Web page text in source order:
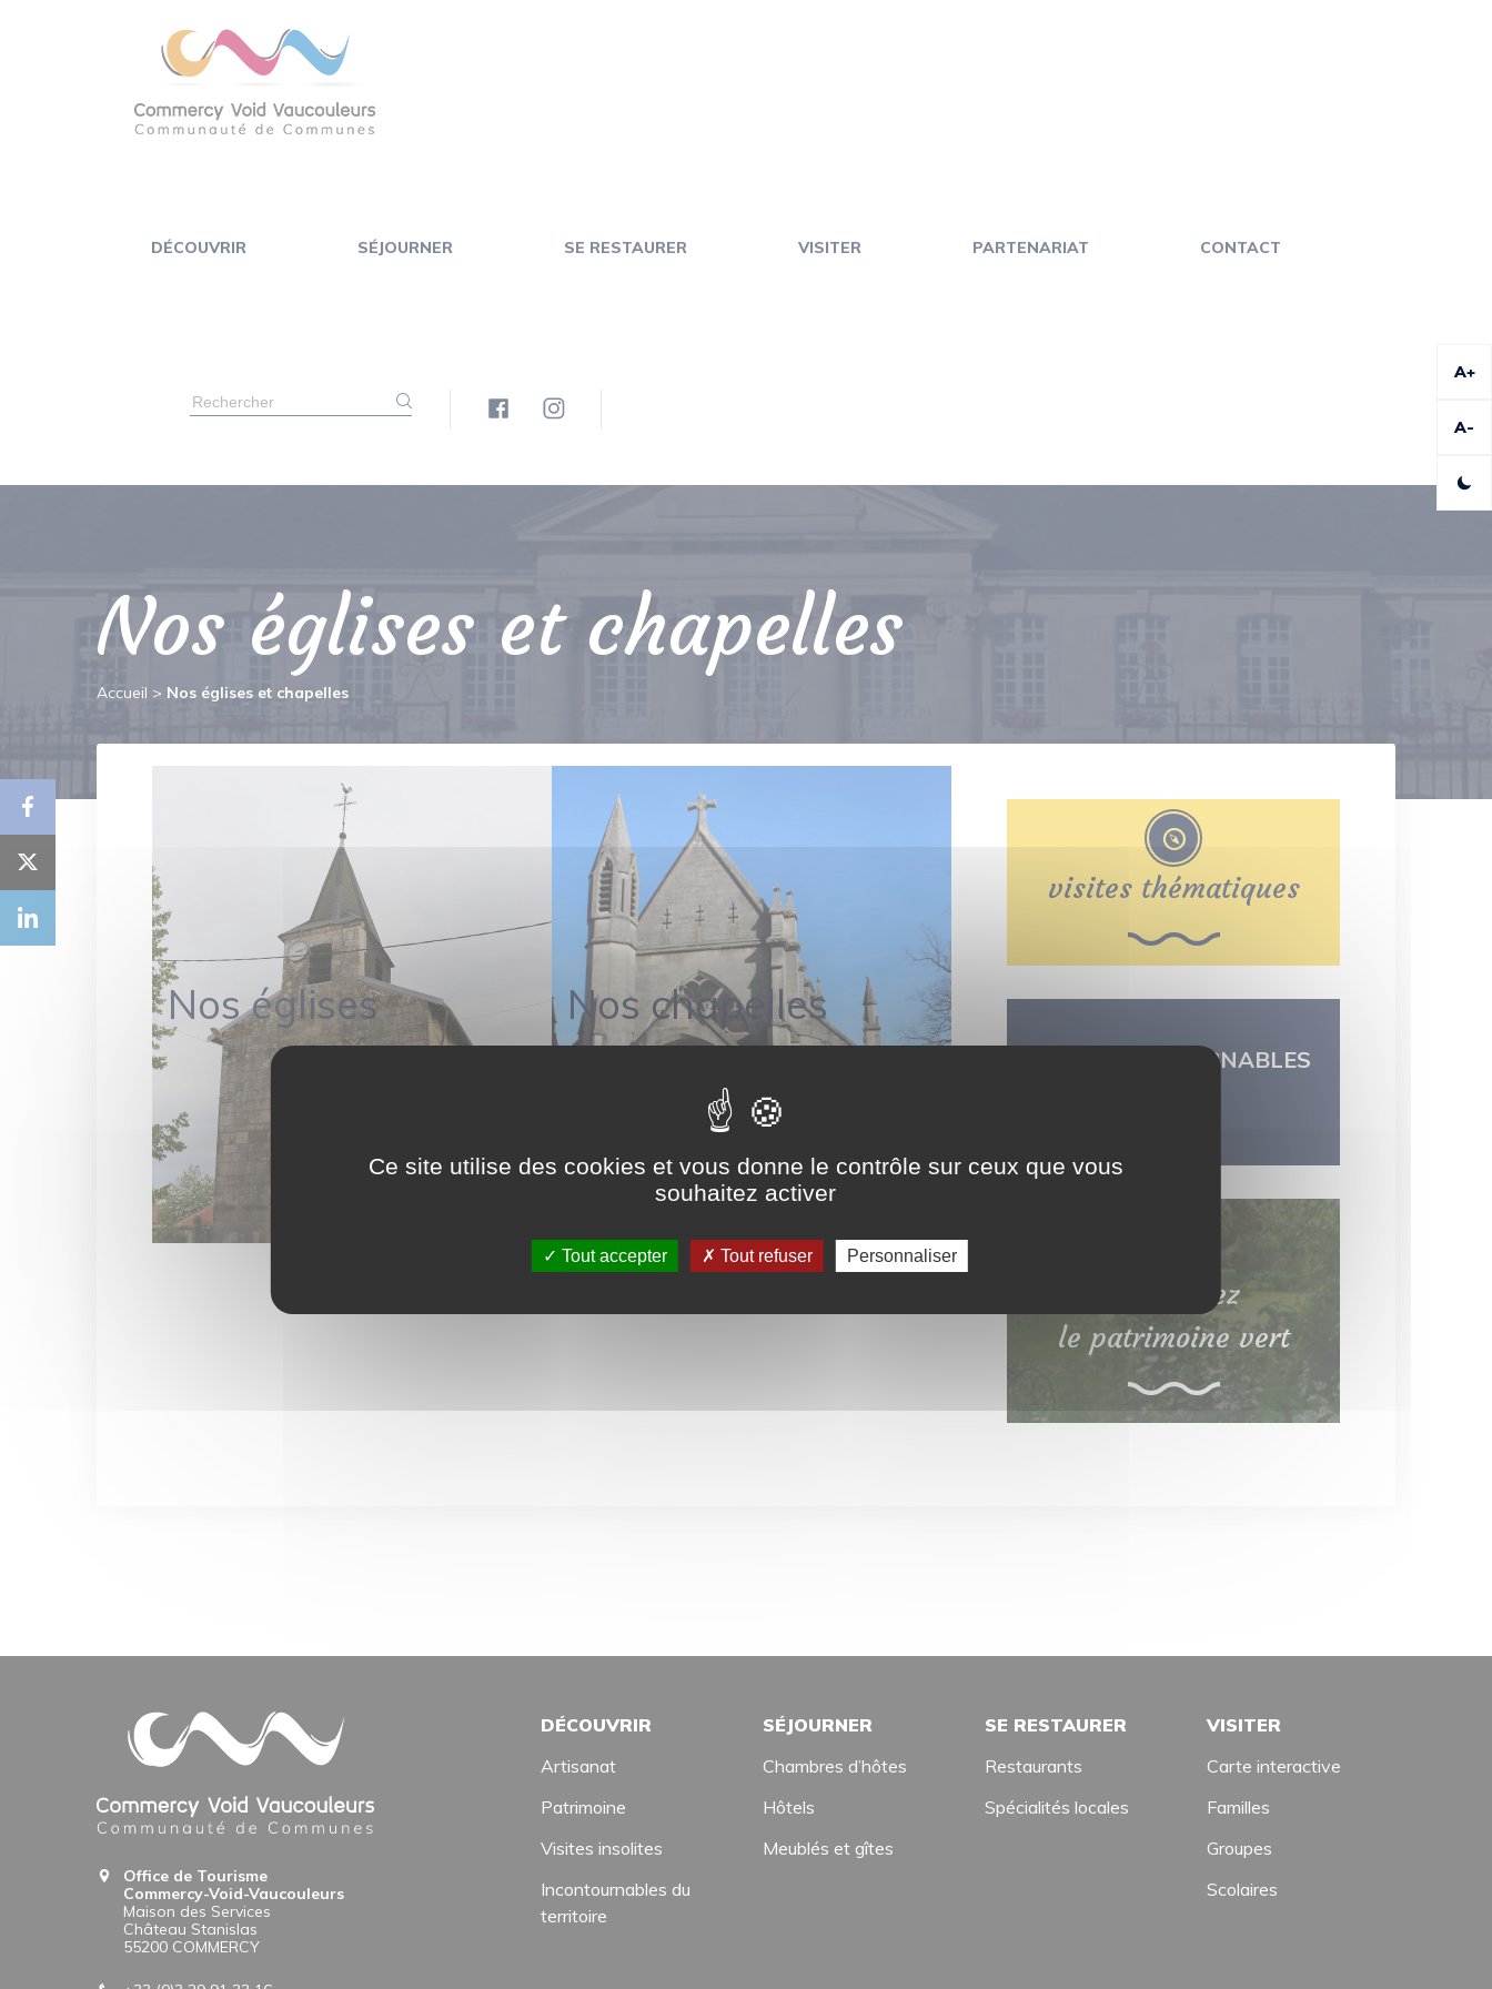
DÉCOUVRIR SÉJOURNER SE RESTAURER VISITER PARTENARIAT CONTACT
Nos églises et chapelles
Accueil > Nos églises et chapelles
Nos églises Nos chapelles
visites thématiques
LES INCONTOURNABLES
Découvrez
le patrimoine vert
A+
A-
Office de Tourisme
Commercy-Void-Vaucouleurs
Maison des Services
Château Stanislas
55200 COMMERCY
DÉCOUVRIR
Artisanat
Patrimoine
Visites insolites
Incontournables du
territoire
SÉJOURNER
Chambres d’hôtes
Hôtels
Meublés et gîtes
SE RESTAURER
Restaurants
Spécialités locales
VISITER
Carte interactive
Familles
Groupes
Scolaires
Ce site utilise des cookies et vous donne le contrôle sur ceux que vous
souhaitez activer
Tout accepter Tout refuser Personnaliser